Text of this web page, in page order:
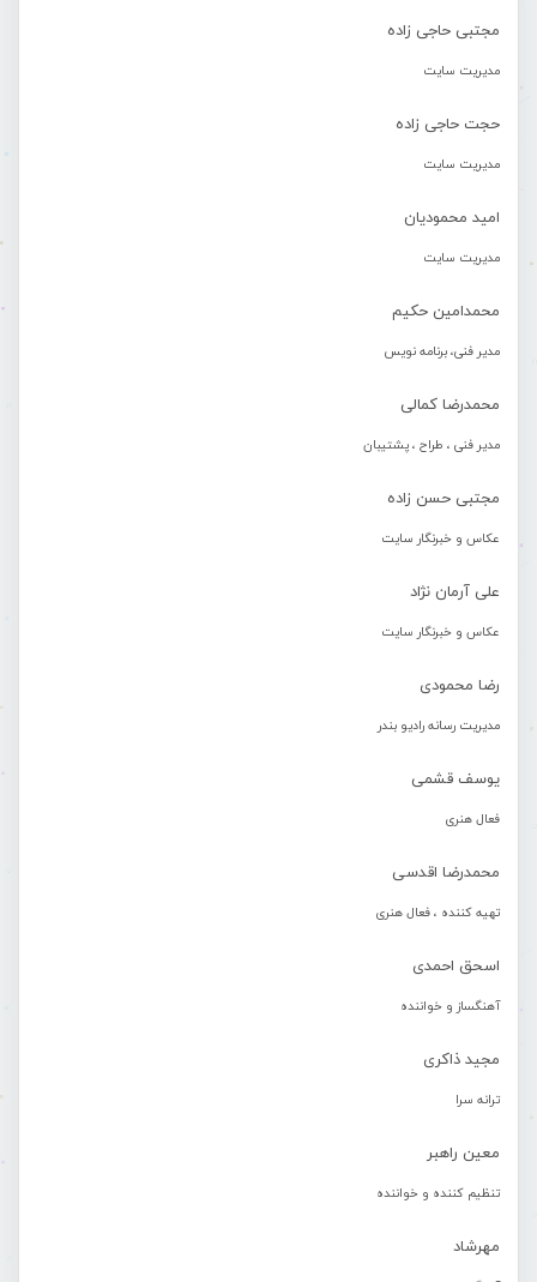
مجتبی حاجی زاده
مدیریت سایت
حجت حاجی زاده
مدیریت سایت
امید محمودیان
مدیریت سایت
محمدامین حکیم
مدیر فنی، برنامه نویس
محمدرضا کمالی
مدیر فنی ، طراح ، پشتیبان
مجتبی حسن زاده
عکاس و خبرنگار سایت
علی آرمان نژاد
عکاس و خبرنگار سایت
رضا محمودی
مدیریت رسانه رادیو بندر
یوسف قشمی
فعال هنری
محمدرضا اقدسی
تهیه کننده ، فعال هنری
اسحق احمدی
آهنگساز و خواننده
مجید ذاکری
ترانه سرا
معین راهبر
تنظیم کننده و خواننده
مهرشاد